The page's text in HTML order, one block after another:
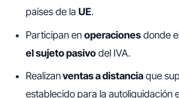
países de la UE.
Participan en operaciones donde
el sujeto pasivo del IVA.
Realizanventas a distancia que
establecido para la autoliquidación